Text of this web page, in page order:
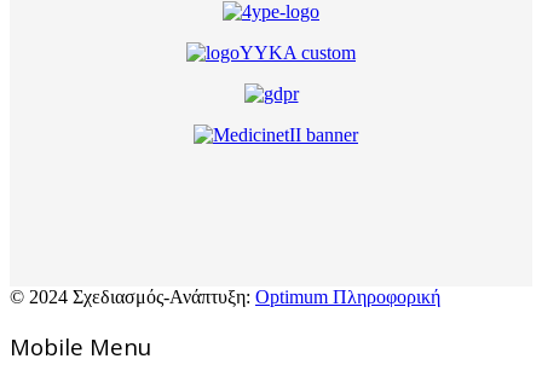
© 2024 Σχεδιασμός-Ανάπτυξη: Optimum Πληροφορική
Mοbile Menu